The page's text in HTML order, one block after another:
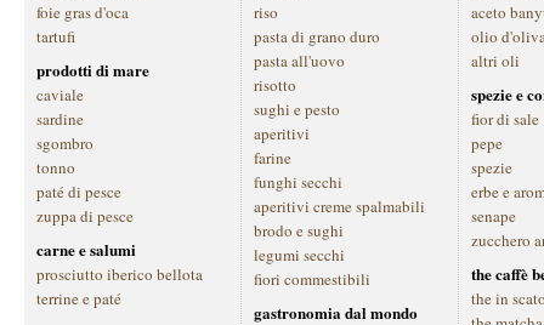
foie gras d'oca
tartufi
prodotti di mare
caviale
sardine
sgombro
tonno
paté di pesce
zuppa di pesce
carne e salumi
prosciutto iberico bellota
terrine e paté
riso
pasta di grano duro
pasta all'uovo
risotto
sughi e pesto
aperitivi
farine
funghi secchi
aperitivi creme spalmabili
brodo e sughi
legumi secchi
fiori commestibili
gastronomia dal mondo
aceto
olio
altri oli
spezie e
fior di sale
pepe
spezie
erbe e
senape
zucchero
the caffè
the in